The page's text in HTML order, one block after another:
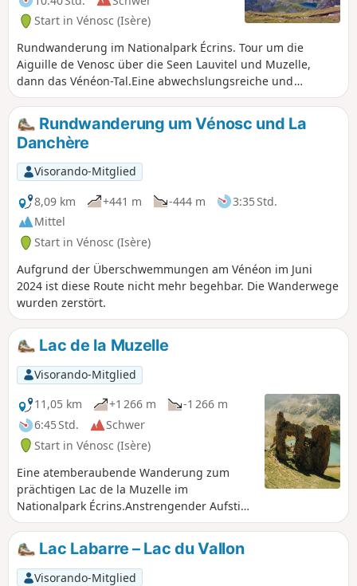
Start in Vénosc (Isère)
Rundwanderung im Nationalpark Écrins. Tour um die
Aiguille de Venosc über die Seen Lauvitel und Muzelle,
dann das Vénéon-Tal.Eine abwechslungsreiche und
vielfältige Route! Sie ist relativ lang. Es besteht die
Möglichkeit, sie in zwei Tagen zu absolvieren und eine
Nacht in der Berghütte Refuge de la Muzelle zu verbringen
oder in der Nähe der Hütte zu biwakieren.
Rundwanderung um Vénosc und La
Danchère
Visorando-Mitglied
8,09 km
+441 m -444 m
3:35 Std.
Mittel
Start in Vénosc (Isère)
Aufgrund der Überschwemmungen am Vénéon im Juni
2024 ist diese Route nicht mehr begehbar. Die Wanderwege
wurden zerstört.
Lac de la Muzelle
Visorando-Mitglied
11,05 km
+1 266 m
-1 266 m
6:45 Std.
Schwer
Start in Vénosc (Isère)
Eine atemberaubende Wanderung zum
prächtigen Lac de la Muzelle im
Nationalpark Écrins.Anstrengender Aufstieg
entlang von Bächen und Wasserfällen.
Lac Labarre – Lac du Vallon
Visorando-Mitglied